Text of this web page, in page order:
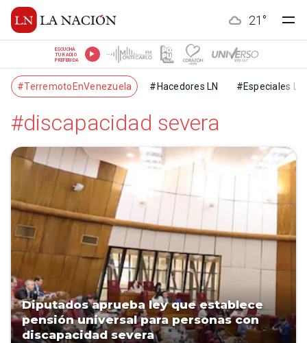
21 °
ESCUCHÁ
TU RADIO
PREFERIDA
#TerremotoEnVenezuela #Hacedores LN #Especiales LN
#discapacidad severa
Diputados aprueba ley que establece
pensión universal para personas con
discapacidad severa